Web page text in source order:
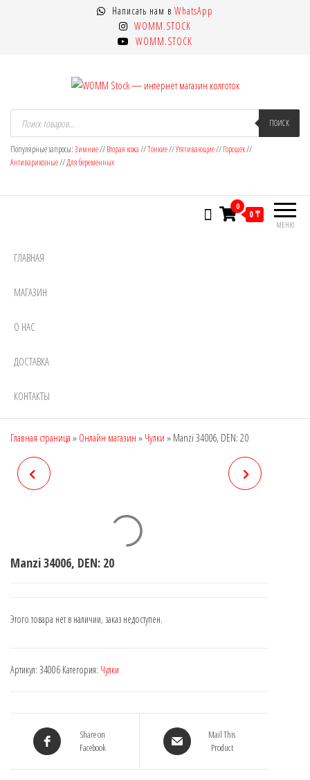
Написать нам в WhatsApp
WOMM.STOCK
WOMM.STOCK
WOMM Stock — интернет магазин
колготок
Колготки MANZI, Naja Street тонкие,
фантазийные, чулки, лосины
Поиск
товаров ПОИСК
Популярные запросы:Зимние//Вторая кожа//Тонкие//Утягивающие//Горошек//
Антиварикозные//Для беременных
МЕНЮ
0
0 ₸
ГЛАВНАЯ
МАГАЗИН
О НАС
ДОСТАВКА
КОНТАКТЫ
Главная страница » Онлайн магазин » Чулки » Manzi 34006, DEN: 20
Manzi 34006, DEN: 20
Этого товара нет в наличии, заказ недоступен.
Артикул: 34006 Категория: Чулки
Share on
Facebook
Mail This
Product